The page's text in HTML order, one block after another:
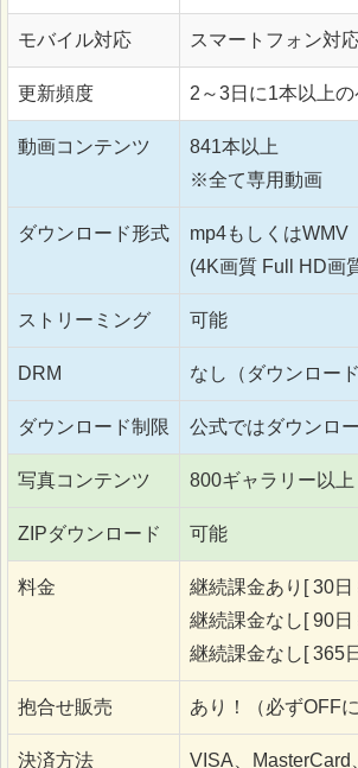
モバイル対応 スマートフォン対
更新頻度 2～3日に1本以上
動画コンテンツ
841本以上
※全て専用動画
ダウンロード形式
mp4もしくはWMV
(4K画質 Full HD画
ストリーミング 可能
DRM なし（ダウンロー
ダウンロード制限 公式ではダウンロ
写真コンテンツ 800ギャラリー以
ZIPダウンロード 可能
料金 継続課金あり[ 30日
継続課金なし[ 90日
継続課金なし[ 365日
抱合せ販売 あり！（必ずOFFに
決済方法 VISA、MasterCard